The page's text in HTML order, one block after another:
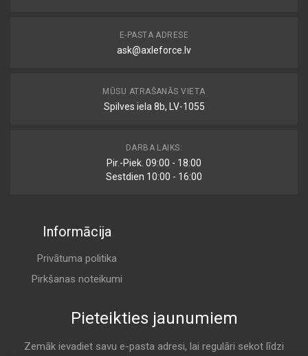
E-PASTA ADRESE
ask@axleforce.lv
MŪSU ATRAŠANĀS VIETA
Spilves iela 8b, LV-1055
DARBA LAIKS:
Pir.-Piek. 09:00 - 18:00
Sestdien 10:00 - 16:00
Informācija
Privātuma politika
Pirkšanas noteikumi
Pieteikties jaunumiem
Zemāk ievadiet savu e-pasta adresi, lai regulāri sekot līdzi